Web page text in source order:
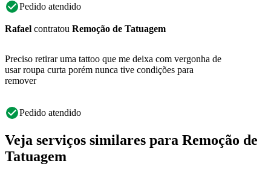
Pedido atendido
Rafael contratou Remoção de Tatuagem
Preciso retirar uma tattoo que me deixa com vergonha de
usar roupa curta porém nunca tive condições para
remover
Pedido atendido
Veja serviços similares para Remoção de
Tatuagem